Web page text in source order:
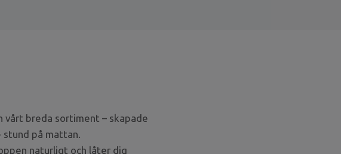
vårt breda sortiment – skapade
på mattan.
naturligt och låter dig